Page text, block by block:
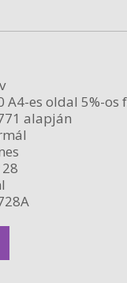
A4-es oldal 5%-os
alapján